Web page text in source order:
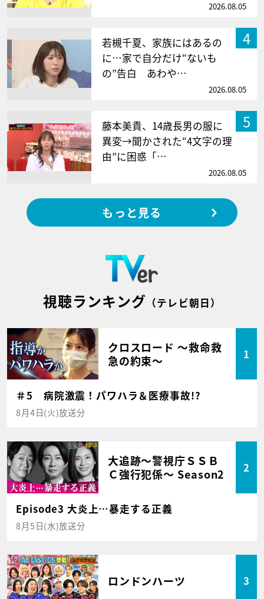
2026.08.05
4
若槻千夏、家族にはあるの
に…家で自分だけ“ないも
の”告白 あわや…
2026.08.05
5
藤本美貴、14歳長男の服に
異変→聞かされた“4文字の理
由”に困惑「…
2026.08.05
もっと見る
視聴ランキング （テレビ朝日）
クロスロード ～救命救
急の約束～
1
＃5 病院激震！パワハラ＆医療事故!?
8月4日(火)放送分
大追跡～警視庁ＳＳＢ
Ｃ強行犯係～ Season2
2
Episode3 大炎上…暴走する正義
8月5日(水)放送分
ロンドンハーツ 3